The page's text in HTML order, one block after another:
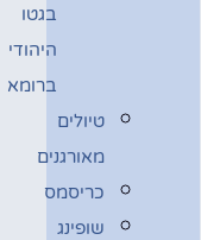
בגטו
היהודי
ברומא
טיולים
מאורגנים
כריסמס
שופינג